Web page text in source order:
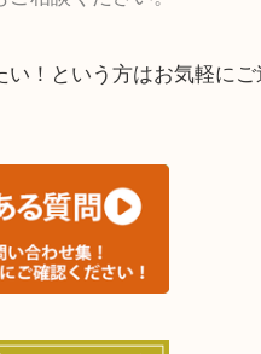
高槻市・甲賀市